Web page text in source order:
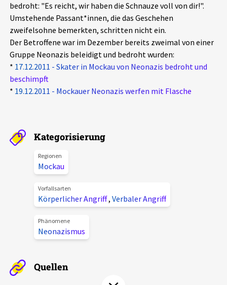
Schlaglichter
Phänomene
Aktuelles
Alle Beiträge
Pressemitteilungen
Podcasts
Projektbeschreibung
Unterstützer_innen
Spenden
chronik.LE in der Presse
bedroht: "Es reicht, wir haben die Schnauze voll von dir!".
Umstehende Passant*innen, die das Geschehen
zweifelsohne bemerkten, schritten nicht ein.
Der Betroffene war im Dezember bereits zweimal von einer
Gruppe Neonazis beleidigt und bedroht wurden:
* 17.12.2011 - Skater in Mockau von Neonazis bedroht und
beschimpft
* 19.12.2011 - Mockauer Neonazis werfen mit Flasche
Kategorisierung
Regionen
Mockau
Vorfallsarten
Körperlicher Angriff, Verbaler Angriff
Phänomene
Neonazismus
Quellen